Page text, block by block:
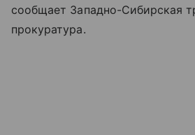
сообщает Западно-Сибирская
прокуратура.